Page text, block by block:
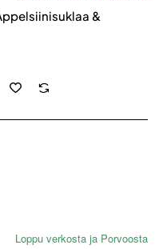
&
Loppu verkosta ja Porvoosta